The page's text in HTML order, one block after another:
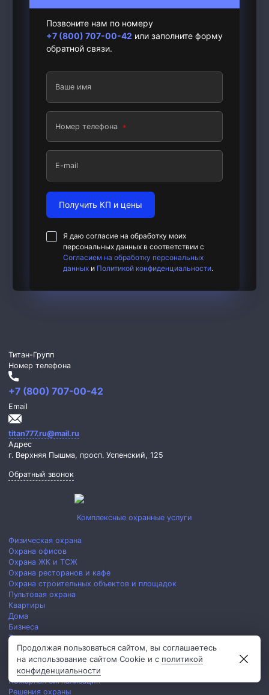
Позвоните нам по номеру
+7 (800) 707-00-42 или заполните форму
обратной связи.
Ваше имя
Номер телефона
E-mail
Получить КП и цены
Я даю согласие на обработку моих
персональных данных в соответствии с
Согласием на обработку персональных
данных и Политикой конфиденциальности.
Комплексные охранные услуги
Титан-Групп
Номер телефона
+7 (800) 707-00-42
Email
titan777.ru@mail.ru
Адрес
г. Верхняя Пышма, просп. Успенский, 125
Обратный звонок
Физическая охрана
Охрана офисов
Охрана ЖК и ТСЖ
Охрана ресторанов и кафе
Охрана строительных объектов и площадок
Пультовая охрана
Квартиры
Дома
Бизнеса
Тревожная кнопка
Техническая охрана
Видеонаблюдение
Управление доступом
Пожарная сигнализация
Решения охраны
Продолжая пользоваться сайтом, вы соглашаетесь
на использование сайтом Cookie и с политикой
конфиденциальности